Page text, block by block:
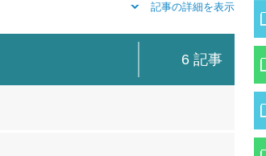
記事の詳細を表示
6 記事